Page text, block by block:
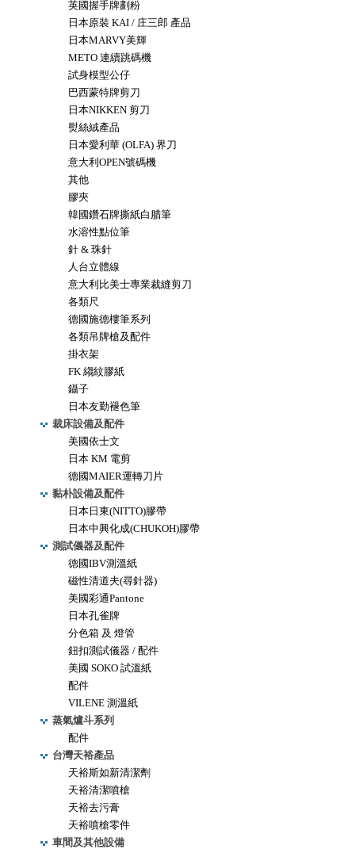
英國握手牌劃粉
日本原裝 KAI / 庄三郎 產品
日本MARVY美輝
METO 連續跳碼機
試身模型公仔
巴西蒙特牌剪刀
日本NIKKEN 剪刀
熨絲絨產品
日本愛利華 (OLFA) 界刀
意大利OPEN號碼機
其他
膠夾
韓國鑽石牌撕紙白腊筆
水溶性點位筆
針 & 珠針
人台立體線
意大利比美士專業裁縫剪刀
各類尺
德國施德樓筆系列
各類吊牌槍及配件
掛衣架
FK 縐紋膠紙
鑷子
日本友勤褪色筆
裁床設備及配件
美國依士文
日本 KM 電剪
德國MAIER運轉刀片
黏朴設備及配件
日本日東(NITTO)膠帶
日本中興化成(CHUKOH)膠帶
測試儀器及配件
德國IBV測溫紙
磁性清道夫(尋針器)
美國彩通Pantone
日本孔雀牌
分色箱 及 燈管
鈕扣測試儀器 / 配件
美國 SOKO 試溫紙
配件
VILENE 測溫紙
蒸氣爐斗系列
配件
台灣天裕產品
天裕斯如新清潔劑
天裕清潔噴槍
天裕去污膏
天裕噴槍零件
車間及其他設備